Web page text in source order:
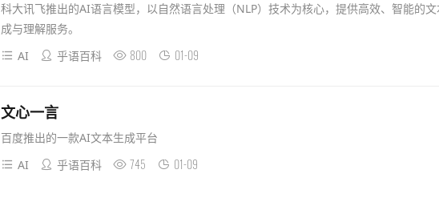
科大讯飞推出的AI语言模型，以自然语言处理（NLP）技术为核心，提供高效、智能的文
成与理解服务。
AI
乎语百科 800 01-09
文心一言
百度推出的一款AI文本生成平台
AI
乎语百科 745 01-09